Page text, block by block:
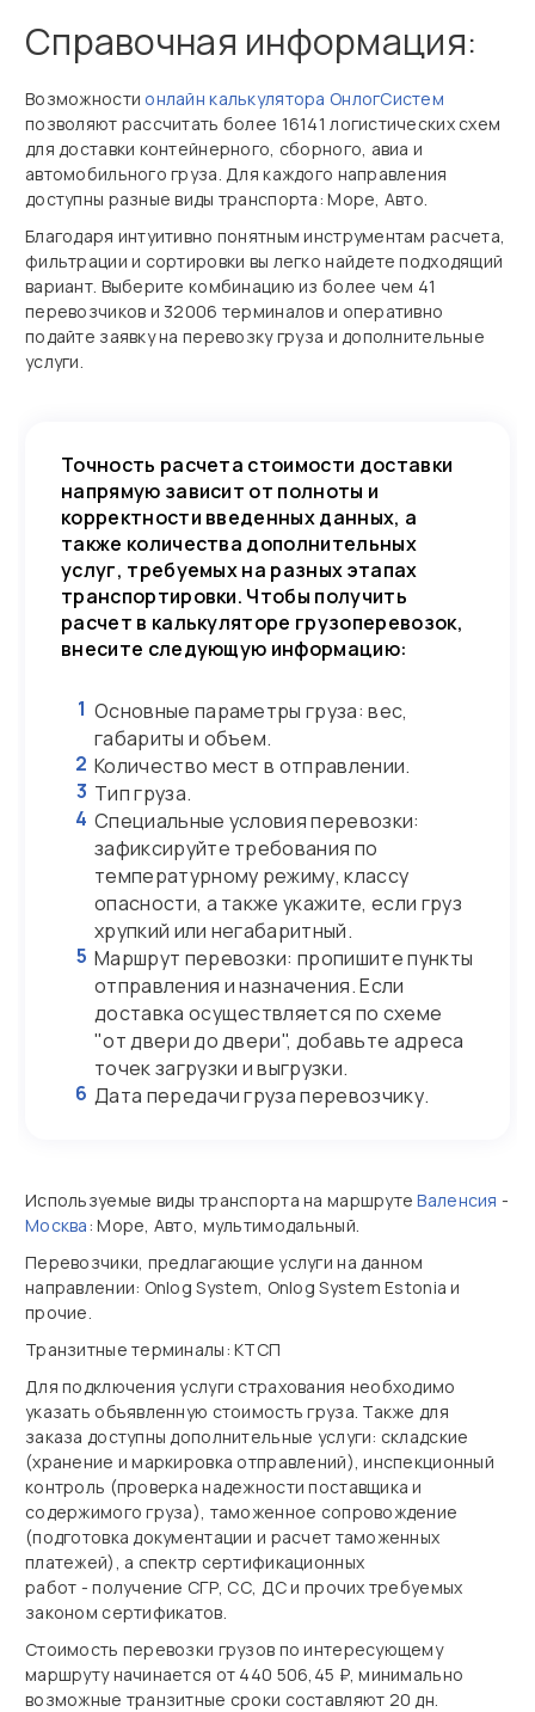
Справочная информация:
Возможности онлайн калькулятора ОнлогСистем
позволяют рассчитать более 16141 логистических схем
для доставки контейнерного, сборного, авиа и
автомобильного груза. Для каждого направления
доступны разные виды транспорта: Море, Авто.
Благодаря интуитивно понятным инструментам расчета,
фильтрации и сортировки вы легко найдете подходящий
вариант. Выберите комбинацию из более чем 41
перевозчиков и 32006 терминалов и оперативно
подайте заявку на перевозку груза и дополнительные
услуги.
Точность расчета стоимости доставки
напрямую зависит от полноты и
корректности введенных данных, а
также количества дополнительных
услуг, требуемых на разных этапах
транспортировки. Чтобы получить
расчет в калькуляторе грузоперевозок,
внесите следующую информацию:
1 Основные параметры груза: вес,
габариты и объем.
2 Количество мест в отправлении.
3 Тип груза.
4 Специальные условия перевозки:
зафиксируйте требования по
температурному режиму, классу
опасности, а также укажите, если груз
хрупкий или негабаритный.
5 Маршрут перевозки: пропишите пункты
отправления и назначения. Если
доставка осуществляется по схеме
"от двери до двери", добавьте адреса
точек загрузки и выгрузки.
6 Дата передачи груза перевозчику.
Используемые виды транспорта на маршрутеВаленсия -
Москва: Море, Авто, мультимодальный.
Перевозчики, предлагающие услуги на данном
направлении: Onlog System, Onlog System Estonia и
прочие.
Транзитные терминалы: КТСП
Для подключения услуги страхования необходимо
указать объявленную стоимость груза. Также для
заказа доступны дополнительные услуги: складские
(хранение и маркировка отправлений), инспекционный
контроль (проверка надежности поставщика и
содержимого груза), таможенное сопровождение
(подготовка документации и расчет таможенных
платежей), а спектр сертификационных
работ - получение СГР, СС, ДС и прочих требуемых
законом сертификатов.
Стоимость перевозки грузов по интересующему
маршруту начинается от 440 506,45 ₽, минимально
возможные транзитные сроки составляют 20 дн.